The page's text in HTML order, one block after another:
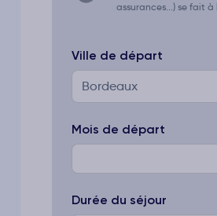
assurances...) se fait
Ville de départ
Bordeaux
Mois de départ
Durée du séjour